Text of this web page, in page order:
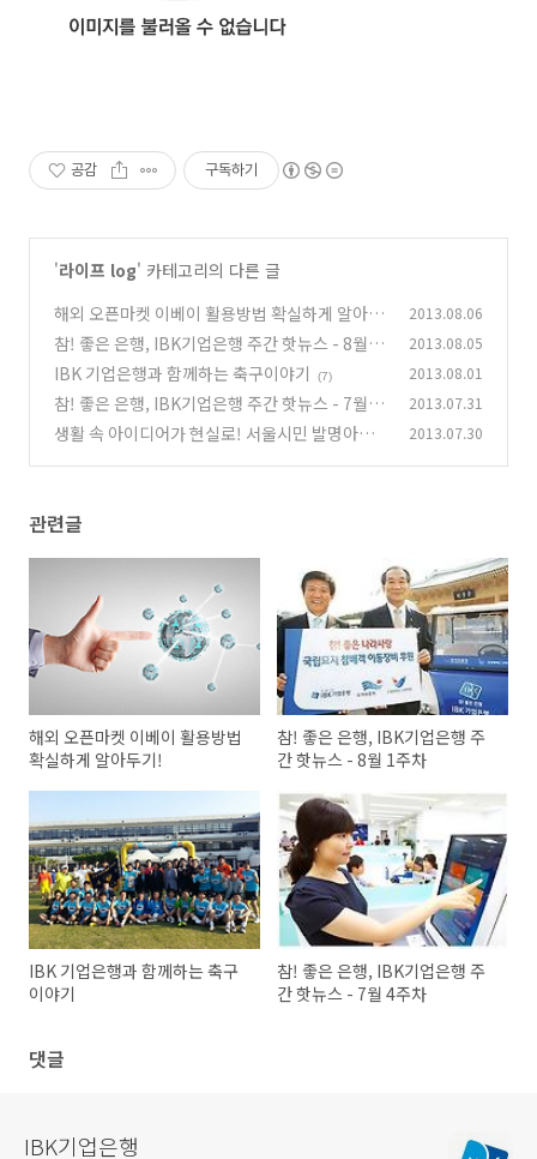
공감 구독하기
'라이프 log' 카테고리의 다른 글
해외 오픈마켓 이베이 활용방법 확실하게 알아두
기!
(4)
2013.08.06
참! 좋은 은행, IBK기업은행 주간 핫뉴스 - 8월 1
주차
(0)
2013.08.05
IBK 기업은행과 함께하는 축구이야기 (7) 2013.08.01
참! 좋은 은행, IBK기업은행 주간 핫뉴스 - 7월 4
주차 (0)
2013.07.31
생활 속 아이디어가 현실로! 서울시민 발명아이
2013.07.30
관련글
해외 오픈마켓 이베이 활용방법
확실하게 알아두기!
참! 좋은 은행, IBK기업은행 주
간 핫뉴스 - 8월 1주차
IBK 기업은행과 함께하는 축구
이야기
참! 좋은 은행, IBK기업은행 주
간 핫뉴스 - 7월 4주차
댓글
IBK기업은행